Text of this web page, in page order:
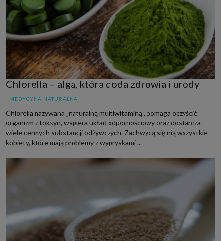
Chlorella – alga, która doda zdrowia i urody
MEDYCYNA NATURALNA
Chlorella nazywana „naturalną multiwitaminą”, pomaga oczyścić
organizm z toksyn, wspiera układ odpornościowy oraz dostarcza
wiele cennych substancji odżywczych. Zachwycą się nią wszystkie
kobiety, które mają problemy z wypryskami ...